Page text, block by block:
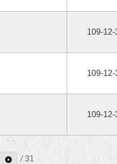
109-12-
109-12-
109-12-
/ 31